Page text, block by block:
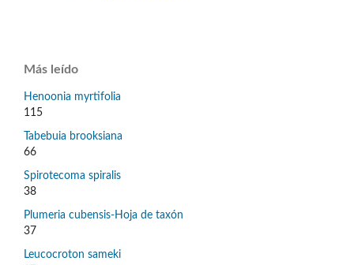
Más leído
Henoonia myrtifolia
115
Tabebuia brooksiana
66
Spirotecoma spiralis
38
Plumeria cubensis-Hoja de taxón
37
Leucocroton sameki